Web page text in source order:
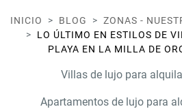
INICIO BLOG
ZONAS -
LO ÚLTIMO EN ESTILOS DE
PLAYA EN LA MILLA DE
Villas de lujo para
Apartamentos de lujo para